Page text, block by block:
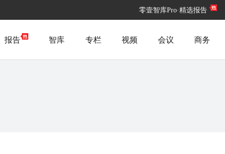
零壹智库Pro·精选报告
报告 智库 专栏 视频 会议 商务